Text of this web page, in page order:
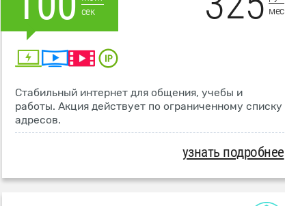
сек
мес
Стабильный интернет для общения, учебы и
работы. Акция действует по ограниченному списку
адресов.
узнать подробнее